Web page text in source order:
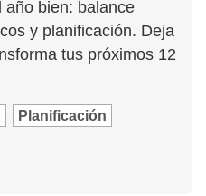
año bien: balance
y planificación. Deja
tus próximos 12
Planificación